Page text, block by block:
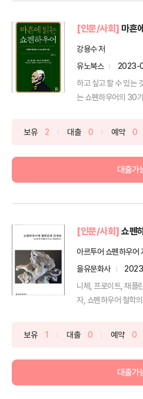
[인문/사회] 마흔
강용수 저
유노북스
2023-
하고 싶고 할 수 있는
는 쇼펜하우어의 30
보유 2 대출 0 예약 0
대출가
[인문/사회] 쇼펜
아르투어 쇼펜하우어
을유문화사
니체, 프로이트, 채플
자, 쇼펜하우어 철학
보유 1 대출 0 예약 0
대출가